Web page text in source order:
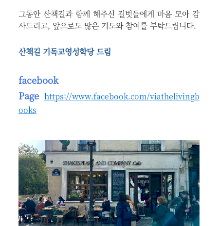
그동안 산책길과 함께 해주신 길벗들에게 마음 모아 감
사드리고, 앞으로도 많은 기도와 참여를 부탁드립니다.
산책길 기독교영성학당 드림
facebook
Page https://www.facebook.com/viathelivingb
ooks